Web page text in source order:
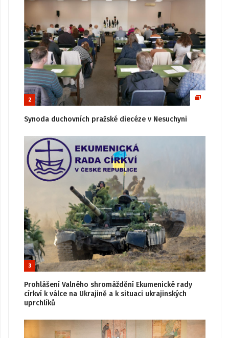
2
Synoda duchovních pražské diecéze v Nesuchyni
3
Prohlášení Valného shromáždění Ekumenické rady
církví k válce na Ukrajině a k situaci ukrajinských
uprchlíků